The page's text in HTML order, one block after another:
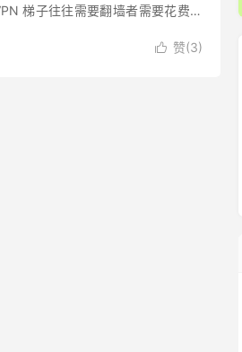
梯子往往需要翻墙者需要花费大
 赞(3)